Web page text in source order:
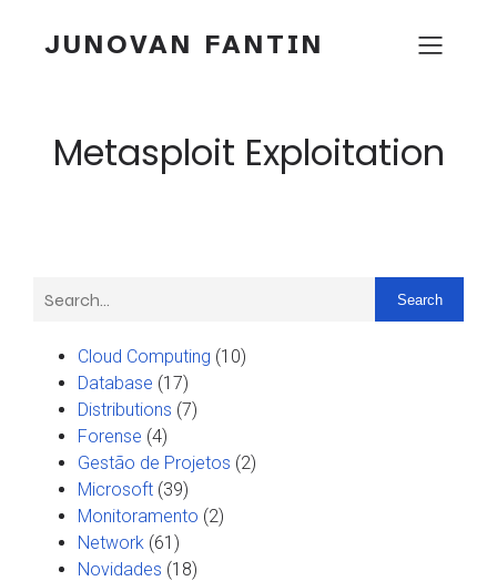
JUNOVAN FANTIN
Metasploit Exploitation
Search
Cloud Computing (10)
Database (17)
Distributions (7)
Forense (4)
Gestão de Projetos (2)
Microsoft (39)
Monitoramento (2)
Network (61)
Novidades (18)